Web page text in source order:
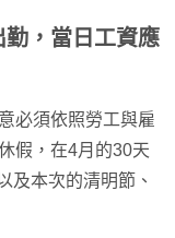
勤，當日工資應
必須依照勞工與雇
假，在4月的30天
及本次的清明節、